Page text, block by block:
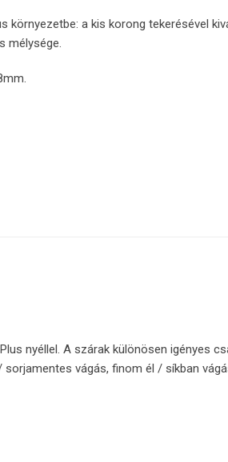
a kis korong tekerésével
mélysége.
nyéllel. A szárak különösen igényes
vágás, finom él / síkban